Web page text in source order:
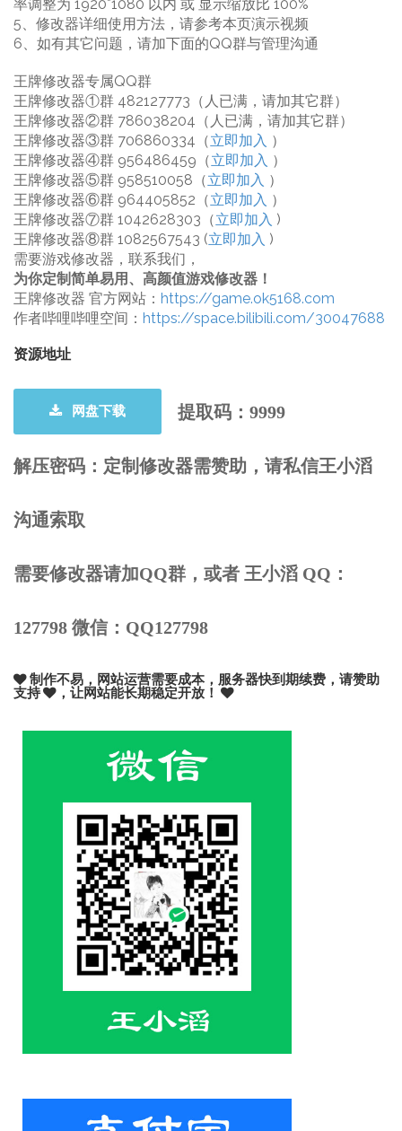
率调整为 1920*1080 以内 或 显示缩放比 100%
5、修改器详细使用方法，请参考本页演示视频
6、如有其它问题，请加下面的QQ群与管理沟通
王牌修改器专属QQ群
王牌修改器①群 482127773（人已满，请加其它群）
王牌修改器②群 786038204（人已满，请加其它群）
王牌修改器③群 706860334（立即加入 ）
王牌修改器④群 956486459（立即加入 ）
王牌修改器⑤群 958510058（立即加入 ）
王牌修改器⑥群 964405852（立即加入 ）
王牌修改器⑦群 1042628303（立即加入 )
王牌修改器⑧群 1082567543 (立即加入 )
需要游戏修改器，联系我们，
为你定制简单易用、高颜值游戏修改器！
王牌修改器 官方网站： https://game.ok5168.com
作者哔哩哔哩空间： https://space.bilibili.com/30047688
资源地址
网盘下载 提取码：9999
解压密码： 定制修改器需赞助，请私信王小滔
沟通索取
需要修改器请加QQ群，或者 王小滔 QQ：
127798 微信：QQ127798
制作不易，网站运营需要成本，服务器快到期续费，请赞助
支持
，让网站能长期稳定开放！